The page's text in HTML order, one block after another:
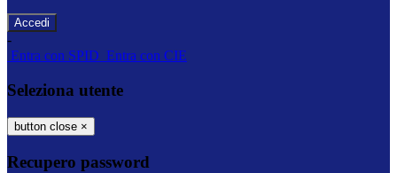
-
Entra con SPID Entra con CIE
Seleziona utente
button close ×
Recupero password